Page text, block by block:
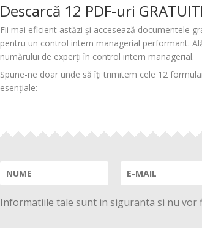
Descarcă 12 PDF-uri
Fii mai eficient astăzi și accesează documentele
pentru un control intern managerial performant.
numărului de experți în control intern managerial.
Spune-ne doar unde să îți trimitem cele 12
esențiale:
Informatiile tale sunt in siguranta si nu vor